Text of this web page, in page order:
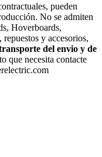
pueden
No se admiten
Hoverboards,
y accesorios,
del envio y de
que necesita contacte